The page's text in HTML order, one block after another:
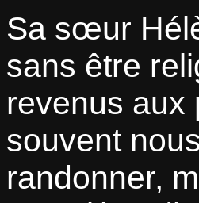
Sa sœur
sans être
revenus aux
souvent
randonner,